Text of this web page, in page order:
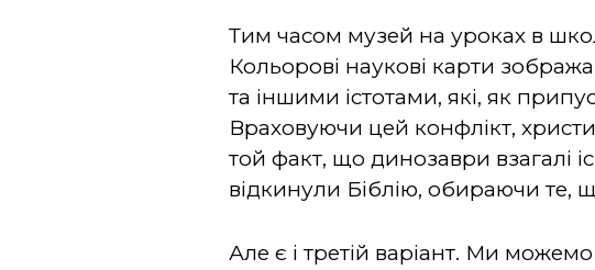
Тим часом музей на уроках в
Кольорові наукові карти
та іншими істотами, які, як
Враховуючи цей конфлікт,
той факт, що динозаври взагалі
відкинули Біблію, обираючи те,
Але є і третій варіант. Ми